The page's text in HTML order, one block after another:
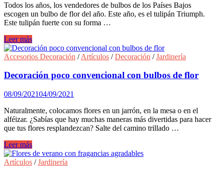
Todos los años, los vendedores de bulbos de los Países Bajos
escogen un bulbo de flor del año. Este año, es el tulipán Triumph.
Este tulipán fuerte con su forma …
Conocemos
el
tulipán
Leer más
Accesorios Decoración /Artículos /Decoración /Jardinería
Decoración poco convencional con bulbos de flor
08/09/202104/09/2021
Naturalmente, colocamos flores en un jarrón, en la mesa o en el
alféizar. ¿Sabías que hay muchas maneras más divertidas para hacer
que tus flores resplandezcan? Salte del camino trillado …
Decoración
poco
convencional
Leer más
Artículos /Jardinería